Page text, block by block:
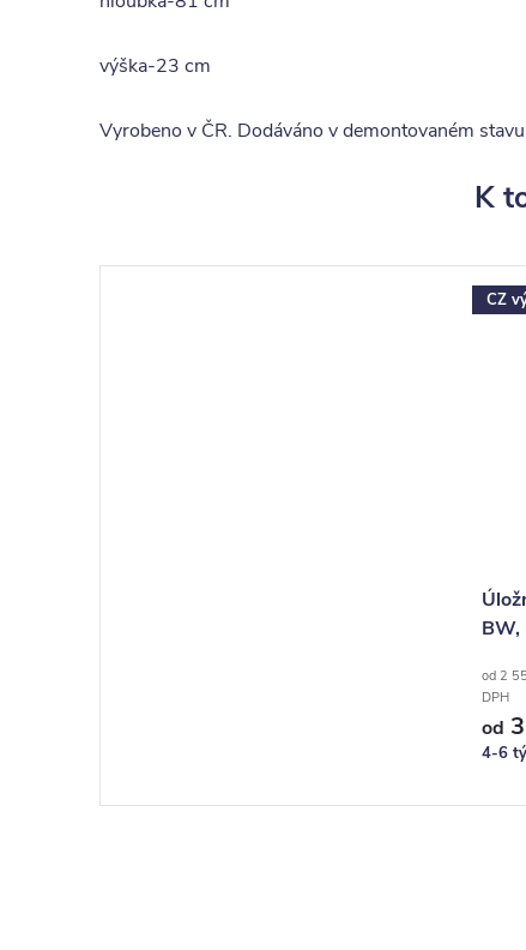
výška-23 cm
Vyrobeno v ČR. Dodáváno v demontovaném
K
CZ
BW,
od 2
DPH
od
4-6